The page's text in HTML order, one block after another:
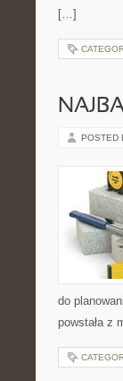
[…]
POSTED
do
powstała z